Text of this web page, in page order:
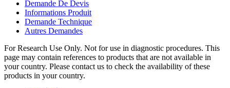
Demande De Devis
Informations Produit
Demande Technique
Autres Demandes
For Research Use Only. Not for use in diagnostic procedures. This
page may contain references to products that are not available in
your country. Please contact us to check the availability of these
products in your country.